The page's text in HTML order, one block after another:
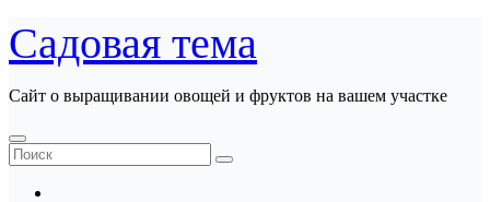
Перейти
к
содержанию
Садовая тема
Сайт о выращивании овощей и фруктов на вашем участке